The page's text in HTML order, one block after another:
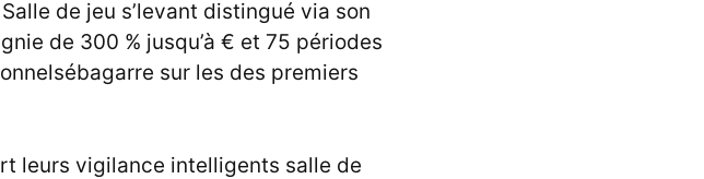
de jeu s’levant distingué via son
de 300 % jusqu’à € et 75 périodes
sur les des premiers
leurs vigilance intelligents salle de